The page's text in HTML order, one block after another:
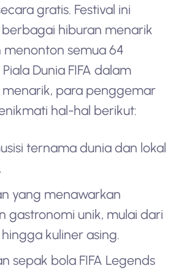
gratis. Festival ini
hiburan menarik
menonton semua 64
Dunia FIFA dalam
menarik, para penggemar
hal-hal berikut:
ternama dunia dan lokal
yang menawarkan
gastronomi unik, mulai dari
kuliner asing.
sepak bola FIFA Legends